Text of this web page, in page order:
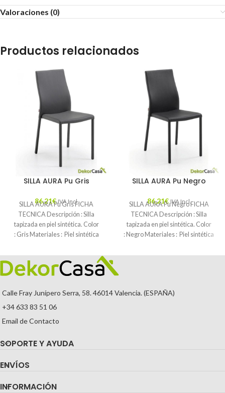
Valoraciones (0)
Productos relacionados
SILLA AURA Pu Gris
86,21€ IVA Incl.
SILLA AURA Pu Gris FICHA
TECNICA Descripción : Silla
tapizada en piel sintética. Color
: Gris Materiales : Piel sintética
SILLA AURA Pu Negro
86,21€ IVA Incl.
SILLA AURA Pu Negro FICHA
TECNICA Descripción : Silla
tapizada en piel sintética. Color
: Negro Materiales : Piel sintética
Calle Fray Junípero Serra, 58. 46014 Valencia. (ESPAÑA)
+34 633 83 51 06
Email de Contacto
SOPORTE Y AYUDA
ENVÍOS
INFORMACIÓN